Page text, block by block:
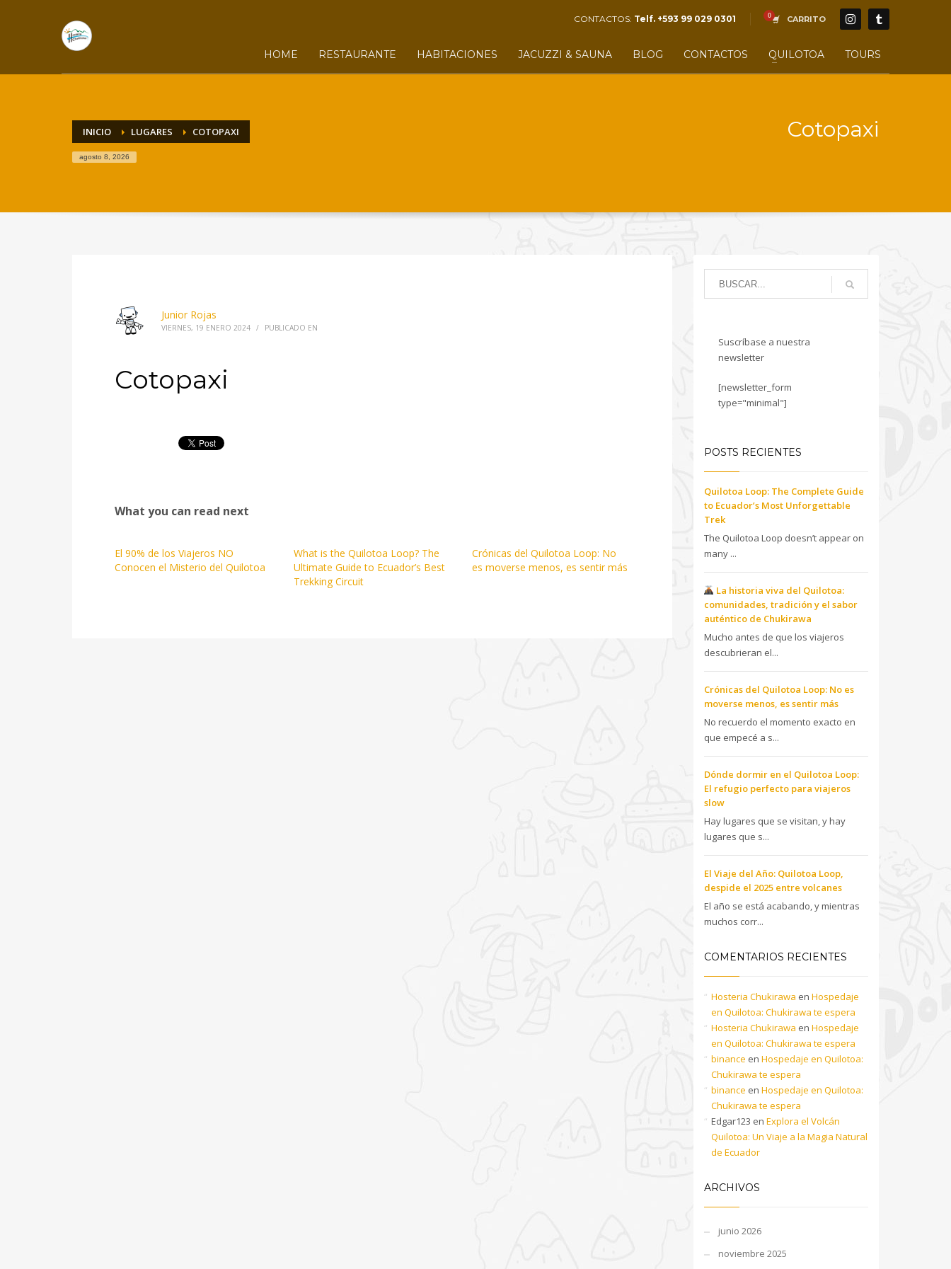
CONTACTOS: Telf. +593 99 029 0301 CARRITO
HOME RESTAURANTE HABITACIONES JACUZZI & SAUNA BLOG CONTACTOS QUILOTOA TOURS
INICIO LUGARES COTOPAXI
agosto 8, 2026
Cotopaxi
Junior Rojas
VIERNES, 19 ENERO 2024 / PUBLICADO EN
Cotopaxi
What you can read next
El 90% de los Viajeros NO
Conocen el Misterio del Quilotoa
What is the Quilotoa Loop? The
Ultimate Guide to Ecuador’s Best
Trekking Circuit
Crónicas del Quilotoa Loop: No
es moverse menos, es sentir más
Suscríbase a nuestra
newsletter
[newsletter_form
type="minimal"]
POSTS RECIENTES
Quilotoa Loop: The Complete Guide
to Ecuador’s Most Unforgettable
Trek
The Quilotoa Loop doesn’t appear on
many ...
La historia viva del Quilotoa:
comunidades, tradición y el sabor
auténtico de Chukirawa
Mucho antes de que los viajeros
descubrieran el...
Crónicas del Quilotoa Loop: No es
moverse menos, es sentir más
No recuerdo el momento exacto en
que empecé a s...
Dónde dormir en el Quilotoa Loop:
El refugio perfecto para viajeros
slow
Hay lugares que se visitan, y hay
lugares que s...
El Viaje del Año: Quilotoa Loop,
despide el 2025 entre volcanes
El año se está acabando, y mientras
muchos corr...
COMENTARIOS RECIENTES
Hosteria Chukirawa en Hospedaje
en Quilotoa: Chukirawa te espera
Hosteria Chukirawa en Hospedaje
en Quilotoa: Chukirawa te espera
binance en Hospedaje en Quilotoa:
Chukirawa te espera
binance en Hospedaje en Quilotoa:
Chukirawa te espera
Edgar123 en Explora el Volcán
Quilotoa: Un Viaje a la Magia Natural
de Ecuador
ARCHIVOS
junio 2026
noviembre 2025